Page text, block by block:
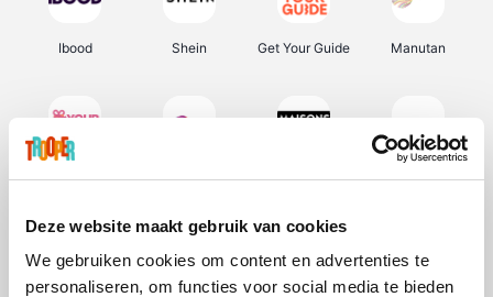
Deze website maakt gebruik van cookies
We gebruiken cookies om content en advertenties te
personaliseren, om functies voor social media te bieden
Ibood Shein Get Your Guide Manutan